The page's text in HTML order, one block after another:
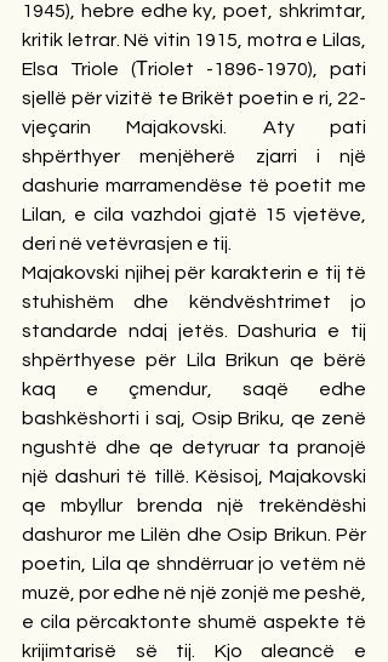
1945), hebre edhe ky, poet, shkrimtar,
kritik letrar. Në vitin 1915, motra e Lilas,
Elsa Triole (Тriolet -1896-1970), pati
sjellë për vizitë te Brikët poetin e ri, 22-
vjeçarin Majakovski. Aty pati
shpërthyer menjëherë zjarri i një
dashurie marramendëse të poetit me
Lilan, e cila vazhdoi gjatë 15 vjetëve,
deri në vetëvrasjen e tij.
Majakovski njihej për karakterin e tij të
stuhishëm dhe këndvështrimet jo
standarde ndaj jetës. Dashuria e tij
shpërthyese për Lila Brikun qe bërë
kaq e çmendur, saqë edhe
bashkëshorti i saj, Osip Briku, qe zenë
ngushtë dhe qe detyruar ta pranojë
një dashuri të tillë. Kësisoj, Majakovski
qe mbyllur brenda një trekëndëshi
dashuror me Lilën dhe Osip Brikun. Për
poetin, Lila qe shndërruar jo vetëm në
muzë, por edhe në një zonjë me peshë,
e cila përcaktonte shumë aspekte të
krijimtarisë së tij. Kjo aleancë e